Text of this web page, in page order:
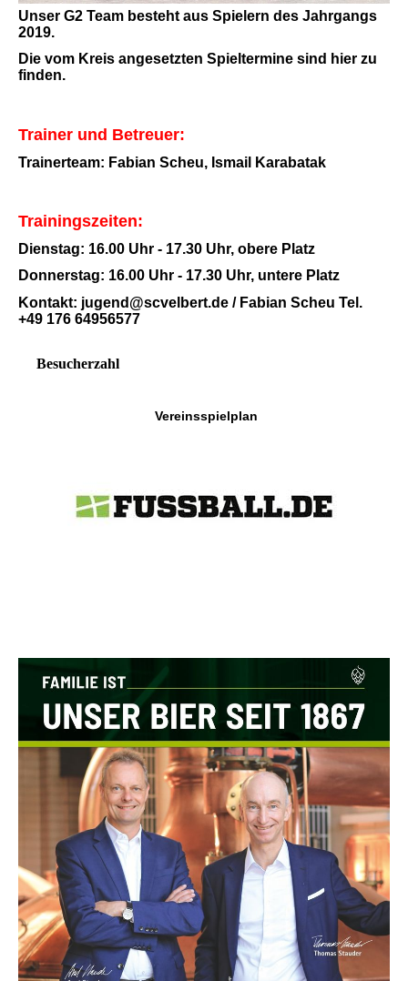
Unser G2 Team besteht aus Spielern des Jahrgangs
2019.
Die vom Kreis angesetzten Spieltermine sind hier zu
finden.
Trainer und Betreuer:
Trainerteam: Fabian Scheu, Ismail Karabatak
Trainingszeiten:
Dienstag: 16.00 Uhr - 17.30 Uhr, obere Platz
Donnerstag: 16.00 Uhr - 17.30 Uhr, untere Platz
Kontakt: jugend@scvelbert.de / Fabian Scheu Tel.
+49 176 64956577
Besucherzahl
Vereinsspielplan